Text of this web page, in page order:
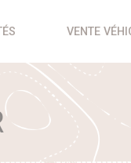
VENTE